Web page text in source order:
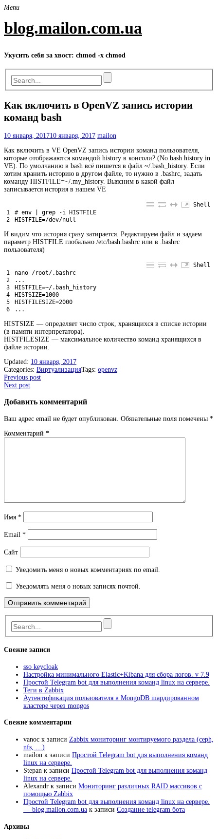
Skip
content
Menu
blog.mailon.com.ua
Укусить себя за хвост: chmod -x chmod
Как включить в OpenVZ запись истории
команд bash
10 января, 201710 января, 2017 mailon
Как включить в VE OpenVZ запись истории команд пользователя,
которые отображаются командой history в консоли? (No bash history in
VE). По умолчанию в bash всё пишется в файл ~/.bash_history. Если
хотим хранить историю в другом файле, то нужно в .bashrc, задать
команду HISTFILE=~/.my_history. Выясним в какой файл
записывается история в нашем VE
Shell
1
2
# env | grep -i HISTFILE
HISTFILE=/dev/null
И видим что история сразу затирается. Редактируем файл и задаем
параметр HISTFILE глобально /etc/bash.bashrc или в .bashrc
пользователя)
Shell
1
2
3
4
5
6
nano /root/.bashrc
. . .
HISTFILE=~/.bash_history
HISTSIZE=1000
HISTFILESIZE=2000
. . .
HISTSIZE — определяет число строк, хранящихся в списке истории
(в памяти интерпретатора).
HISTFILESIZE — максимальное количество команд хранящихся в
файле истории.
Updated: 10 января, 2017
Categories: ВиртуализацияTags: openvz
Post
navigation
Previous post
Next post
Добавить комментарий
Ваш адрес email не будет опубликован. Обязательные поля помечены *
Комментарий *
Имя *
Email *
Сайт
Уведомить меня о новых комментариях по email.
Уведомлять меня о новых записях почтой.
Свежие записи
sso keycloak
Настройка минимального Elastic+Kibana для сбора логов. v 7.9
Простой Telegram bot для выполнения команд linux на сервере.
Теги в Zabbix
Аутентификация пользователя в MongoDB шардированном
кластере через mongos
Свежие комментарии
vanoc к записи Zabbix мониторинг монтируемого раздела (ceph,
nfs, …)
mailon к записи Простой Telegram bot для выполнения команд
linux на сервере.
Stepan к записи Простой Telegram bot для выполнения команд
linux на сервере.
Alexandr к записи Мониторинг различных RAID массивов с
помощью Zabbix
Простой Telegram bot для выполнения команд linux на сервере.
— blog.mailon.com.ua к записи Создание telegram бота
Архивы